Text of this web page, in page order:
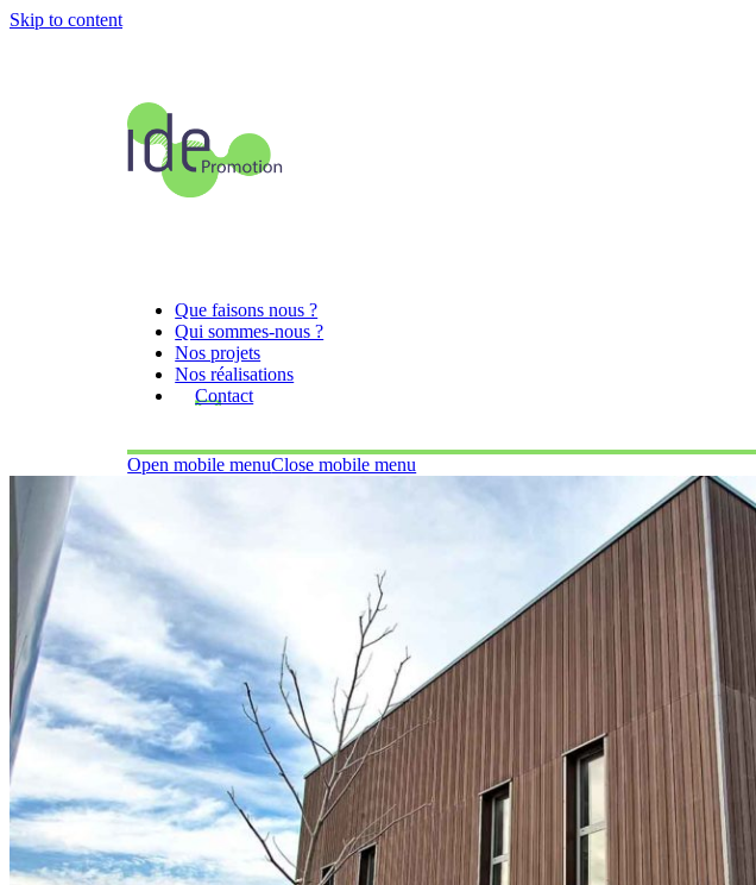
Skip to content
Que faisons nous ?
Qui sommes-nous ?
Nos projets
Nos réalisations
Contact
Open mobile menuClose mobile menu